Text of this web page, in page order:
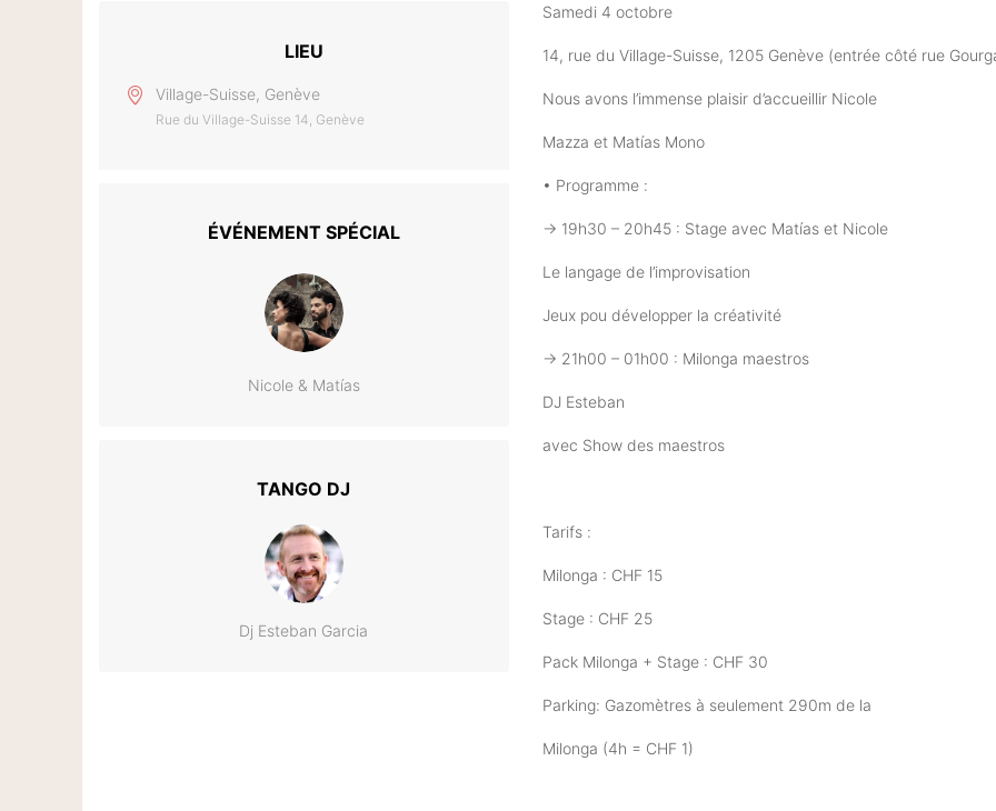
LIEU
Village-Suisse, Genève
Rue du Village-Suisse 14, Genève
ÉVÉNEMENT SPÉCIAL
Nicole & Matías
TANGO DJ
Dj Esteban Garcia
Samedi 4 octobre
14, rue du Village-Suisse, 1205 Genève (entrée côté rue
Nous avons l’immense plaisir d’accueillir Nicole
Mazza et Matías Mono
• Programme :
→ 19h30 – 20h45 : Stage avec Matías et Nicole
Le langage de l’improvisation
Jeux pou développer la créativité
→ 21h00 – 01h00 : Milonga maestros
DJ Esteban
avec Show des maestros
Tarifs :
Milonga : CHF 15
Stage : CHF 25
Pack Milonga + Stage : CHF 30
Parking: Gazomètres à seulement 290m de la
Milonga (4h = CHF 1)